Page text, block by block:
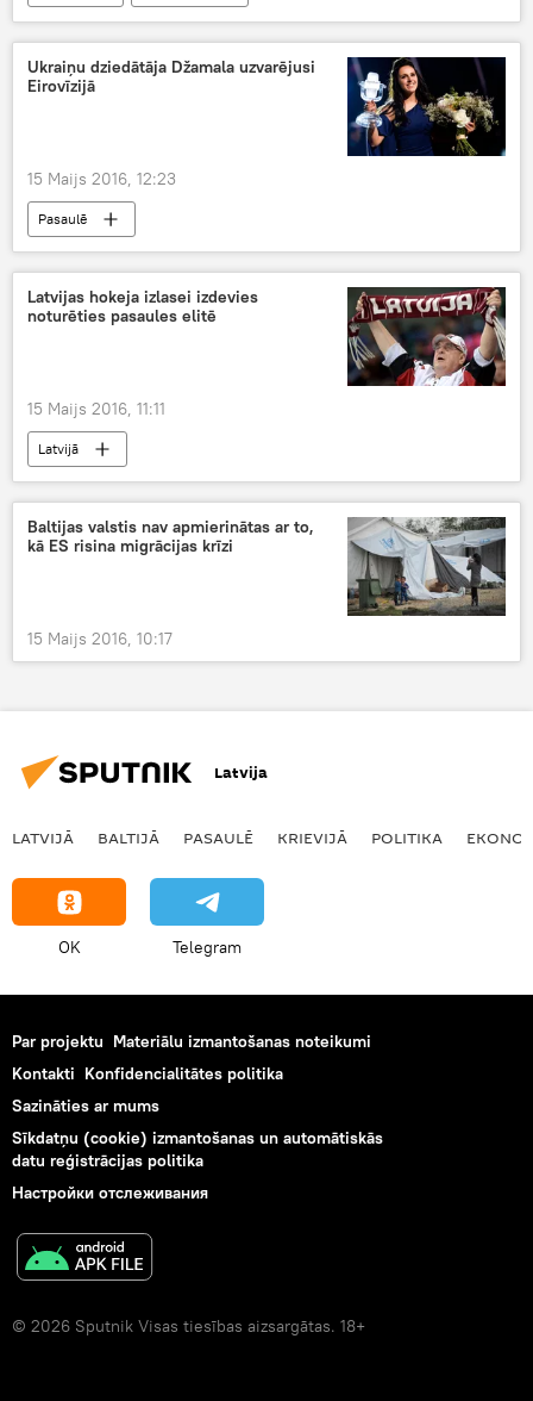
Ukraiņu dziedātāja Džamala uzvarējusi
Eirovīzijā
15 Maijs 2016, 12:23
Pasaulē
Latvijas hokeja izlasei izdevies
noturēties pasaules elitē
15 Maijs 2016, 11:11
Latvijā
Baltijas valstis nav apmierinātas ar to,
kā ES risina migrācijas krīzi
15 Maijs 2016, 10:17
Latvija
LATVIJĀ BALTIJĀ PASAULĒ KRIEVIJĀ POLITIKA
OK Telegram
Par projektu Materiālu izmantošanas noteikumi
Kontakti Konfidencialitātes politika
Sazināties ar mums
Sīkdatņu (cookie) izmantošanas un automātiskās
datu reģistrācijas politika
Настройки отслеживания
© 2026 Sputnik Visas tiesības aizsargātas. 18+